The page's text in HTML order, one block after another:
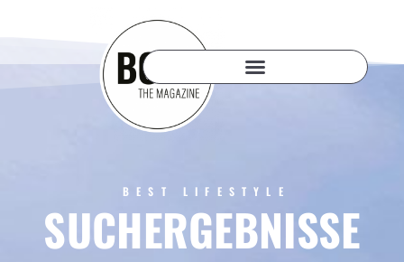
BEST LIFESTYLE
SUCHERGEBNISSE